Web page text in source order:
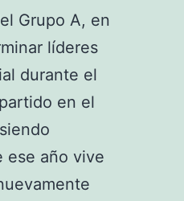
Grupo A, en
líderes
durante el
en el
ese año vive